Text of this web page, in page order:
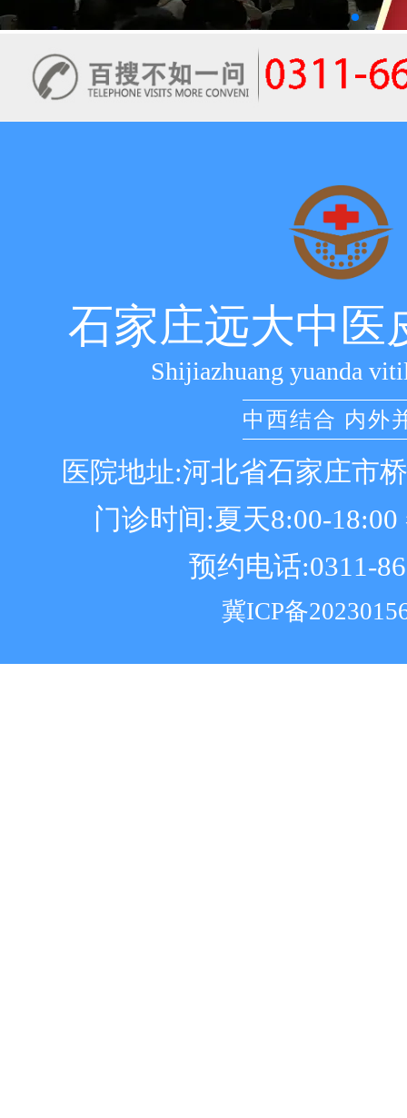
石家庄远大中医
Shijiazhuang yuanda
中西结合 内外
医院地址:河北省石家庄市
门诊时间:夏天8:00-18:00
预约电话:0311-
冀ICP备